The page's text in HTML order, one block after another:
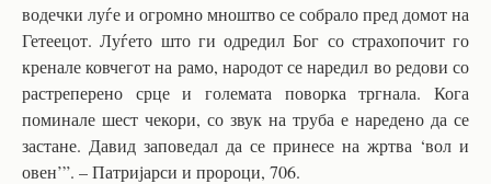
водечки луѓе и огромно мноштво се собрало пред домот на
Гетеецот. Луѓето што ги одредил Бог со страхопочит го
кренале ковчегот на рамо, народот се наредил во редови со
растреперено срце и големата поворка тргнала. Кога
поминале шест чекори, со звук на труба е наредено да се
застане. Давид заповедал да се принесе на жртва ‘вол и
овен’”. – Патријарси и пророци, 706.